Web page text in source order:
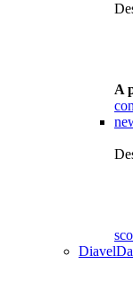
A
Diavel